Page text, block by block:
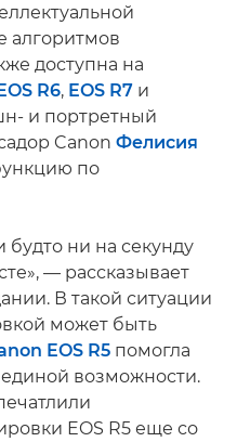
алгоритмов
доступна на
R6, EOS R7 и
и портретный
Canon Фелисия
по
будто ни на секунду
— рассказывает
В такой ситуации
может быть
EOS R5 помогла
возможности.
EOS R5 еще со